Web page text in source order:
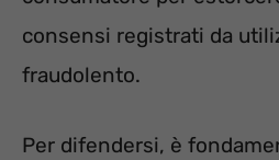
consensi registrati da
fraudolento.
Per difendersi, è